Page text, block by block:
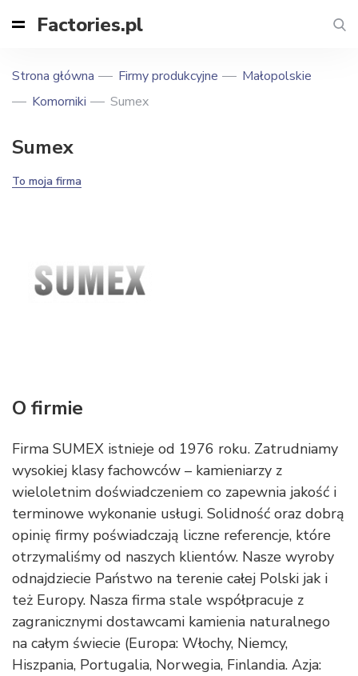
Factories.pl
Strona główna Firmy produkcyjne
Małopolskie
Komorniki
Sumex
Sumex
To moja firma
O firmie
Firma SUMEX istnieje od 1976 roku. Zatrudniamy
wysokiej klasy fachowców – kamieniarzy z
wieloletnim doświadczeniem co zapewnia jakość i
terminowe wykonanie usługi. Solidność oraz dobrą
opinię firmy poświadczają liczne referencje, które
otrzymaliśmy od naszych klientów. Nasze wyroby
odnajdziecie Państwo na terenie całej Polski jak i
też Europy. Nasza firma stale współpracuje z
zagranicznymi dostawcami kamienia naturalnego
na całym świecie (Europa: Włochy, Niemcy,
Hiszpania, Portugalia, Norwegia, Finlandia. Azja: